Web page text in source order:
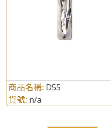
商品名稱: D55
貨號: n/a